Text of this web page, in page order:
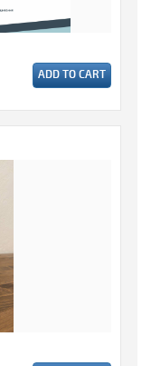
ADD TO CART